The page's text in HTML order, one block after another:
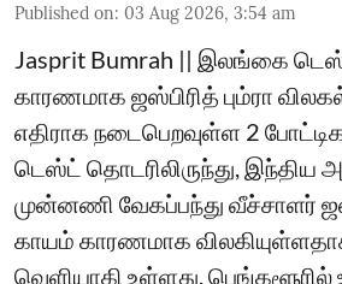
Published on: 03 Aug 2026, 3:54 am
Jasprit Bumrah || இலங்கை
காரணமாக ஜஸ்பிரித் பும்ரா
எதிராக நடைபெறவுள்ள 2
டெஸ்ட் தொடரிலிருந்து, இந்திய
முன்னணி வேகப்பந்து வீச்சாளர்
காயம் காரணமாக
வெளியாகி உள்ளது. பெங்களூரில்